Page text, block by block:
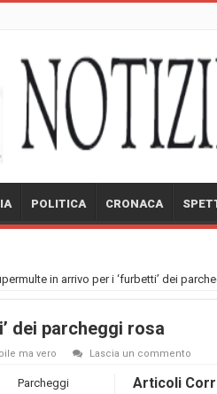
POLITICA CRONACA
in arrivo per i ‘furbetti’ dei
dei parcheggi rosa
ma vero Lascia un commento
Articoli
Parcheggi